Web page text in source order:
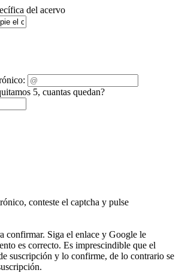
del acervo
5, cuantas quedan?
conteste el captcha y pulse
confirmar. Siga el enlace y Google le
es correcto. Es imprescindible que el
suscripción y lo confirme, de lo contrario se